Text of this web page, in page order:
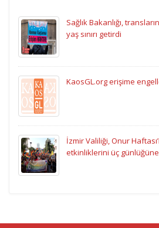
Sağlık Bakanlığı,
yaş sınırı getirdi
KaosGL.org erişime
İzmir Valiliği, Onur
etkinliklerini üç